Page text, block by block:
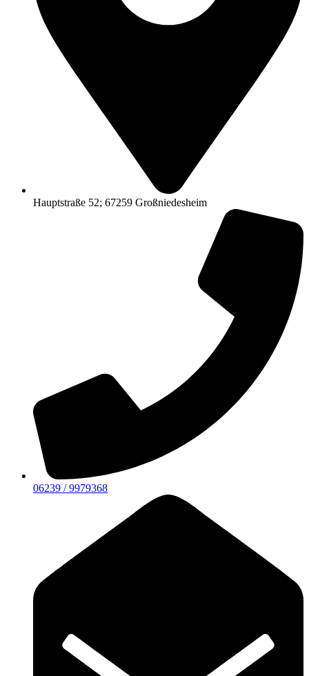
Hauptstraße 52; 67259 Großniedesheim
06239 / 9979368